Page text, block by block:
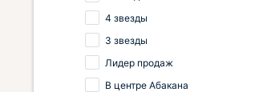
4 звезды
3 звезды
Лидер продаж
В центре Абакана